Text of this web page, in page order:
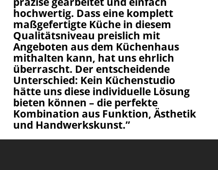
hochwertig. Dass eine komplett
maßgefertigte Küche in diesem
Qualitätsniveau preislich mit
Angeboten aus dem Küchenhaus
mithalten kann, hat uns ehrlich
überrascht. Der entscheidende
Unterschied: Kein Küchenstudio
hätte uns diese individuelle Lösung
bieten können – die perfekte
Kombination aus Funktion, Ästhetik
und Handwerkskunst.”